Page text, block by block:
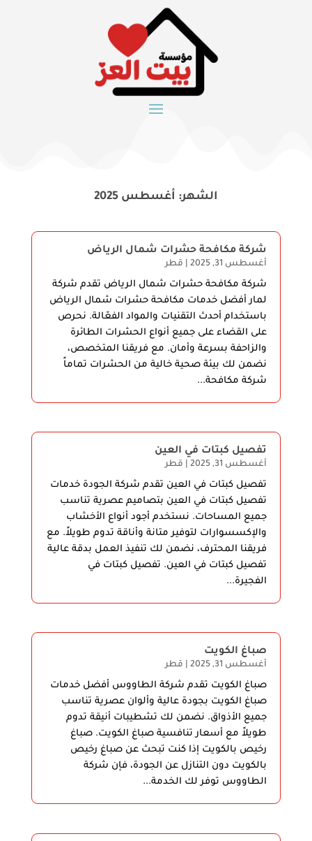
الشهر: أغسطس 2025
شركة مكافحة حشرات شمال الرياض
أغسطس 31, 2025 | قطر
شركة مكافحة حشرات شمال الرياض تقدم شركة
لمار أفضل خدمات مكافحة حشرات شمال الرياض
باستخدام أحدث التقنيات والمواد الفعّالة. نحرص
على القضاء على جميع أنواع الحشرات الطائرة
والزاحفة بسرعة وأمان. مع فريقنا المتخصص،
نضمن لك بيئة صحية خالية من الحشرات تماماً
شركة مكافحة...
تفصيل كبتات في العين
أغسطس 31, 2025 | قطر
تفصيل كبتات في العين تقدم شركة الجودة خدمات
تفصيل كبتات في العين بتصاميم عصرية تناسب
جميع المساحات. نستخدم أجود أنواع الأخشاب
والإكسسوارات لتوفير متانة وأناقة تدوم طويلاً. مع
فريقنا المحترف، نضمن لك تنفيذ العمل بدقة عالية
تفصيل كبتات في العين. تفصيل كبتات في
الفجيرة...
صباغ الكويت
أغسطس 31, 2025 | قطر
صباغ الكويت تقدم شركة الطاووس أفضل خدمات
صباغ الكويت بجودة عالية وألوان عصرية تناسب
جميع الأذواق. نضمن لك تشطيبات أنيقة تدوم
طويلاً مع أسعار تنافسية صباغ الكويت. صباغ
رخيص بالكويت إذا كنت تبحث عن صباغ رخيص
بالكويت دون التنازل عن الجودة، فإن شركة
الطاووس توفر لك الخدمة...